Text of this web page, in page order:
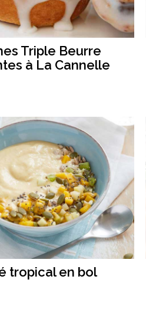
Triple Beurre
à La Cannelle
tropical en bol